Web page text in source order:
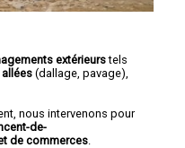
extérieurstels
allées (dallage, pavage),
nous intervenons pour
de-
de commerces